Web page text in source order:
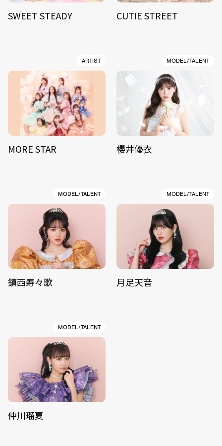
SWEET STEADY CUTIE STREET
ARTIST
MORE STAR
MODEL/TALENT
櫻井優衣
MODEL/TALENT
鎮西寿々歌
MODEL/TALENT
月足天音
MODEL/TALENT
仲川瑠夏